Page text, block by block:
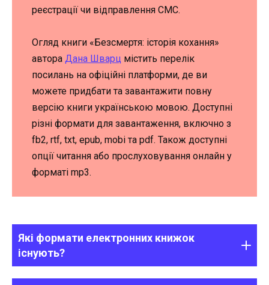
реєстрації чи відправлення СМС.
Огляд книги «Безсмертя: історія кохання»
автора Дана Шварц містить перелік
посилань на офіційні платформи, де ви
можете придбати та завантажити повну
версію книги українською мовою. Доступні
різні формати для завантаження, включно з
fb2, rtf, txt, epub, mobi та pdf. Також доступні
опції читання або прослуховування онлайн у
форматі mp3.
Які формати електронних книжок
існують?